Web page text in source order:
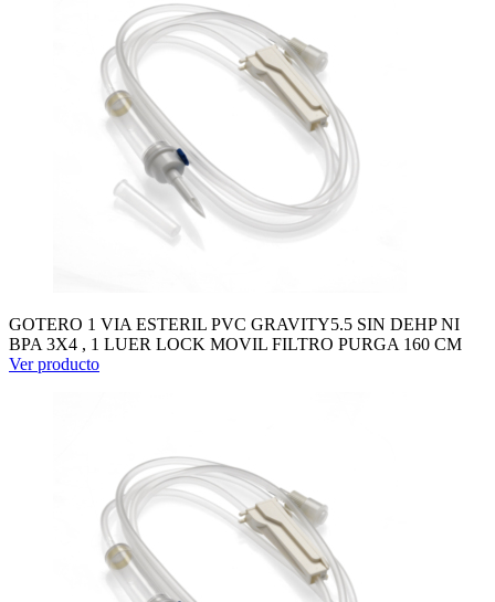
GOTERO 1 VIA ESTERIL PVC GRAVITY5.5 SIN DEHP NI
BPA 3X4 , 1 LUER LOCK MOVIL FILTRO PURGA 160 CM
Ver producto